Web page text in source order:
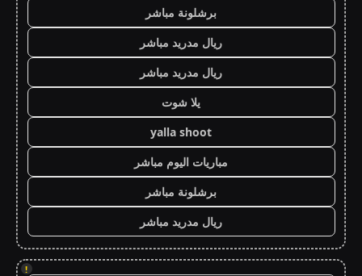
برشلونة مباشر
ريال مدريد مباشر
ريال مدريد مباشر
يلا شوت
yalla shoot
مباريات اليوم مباشر
برشلونة مباشر
ريال مدريد مباشر
!